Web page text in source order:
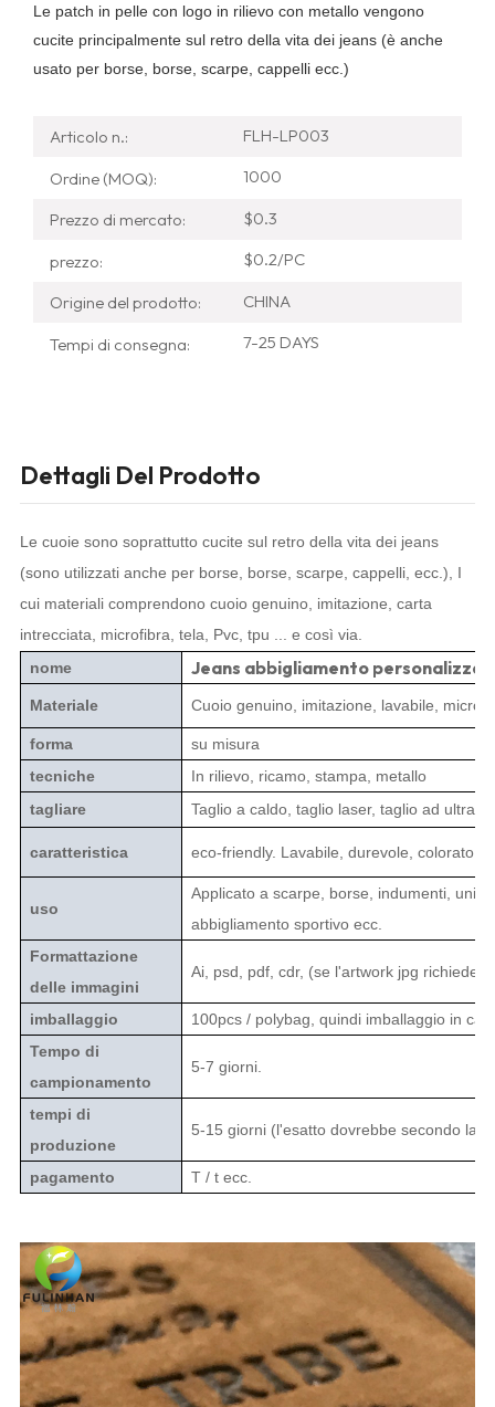
Le patch in pelle con logo in rilievo con metallo vengono
cucite principalmente sul retro della vita dei jeans (è anche
usato per borse, borse, scarpe, cappelli ecc.)
Articolo n.: FLH-LP003
Ordine (MOQ): 1000
Prezzo di mercato: $0.3
prezzo: $0.2/PC
Origine del prodotto: CHINA
Tempi di consegna: 7-25 DAYS
Dettagli Del Prodotto
Le cuoie sono soprattutto cucite sul retro della vita dei jeans
(sono utilizzati anche per borse, borse, scarpe, cappelli, ecc.), I
cui materiali comprendono cuoio genuino, imitazione, carta
intrecciata, microfibra, tela, Pvc, tpu ... e così via.
nome
Jeans abbigliamento
Materiale Cuoio genuino, imitazione, lavabile,
forma
su misura
tecniche
In rilievo, ricamo, stampa, metallo
tagliare
Taglio a caldo, taglio laser, taglio ad
caratteristica eco-friendly. Lavabile, durevole, colorato,
uso
Applicato a scarpe, borse, indumenti,
abbigliamento sportivo ecc.
Formattazione
delle immagini
Ai, psd, pdf, cdr, (se l'artwork jpg richiede
imballaggio
100pcs / polybag, quindi imballaggio in
Tempo di
campionamento
5-7 giorni.
tempi di
produzione
5-15 giorni (l'esatto dovrebbe secondo la
pagamento T / t ecc.